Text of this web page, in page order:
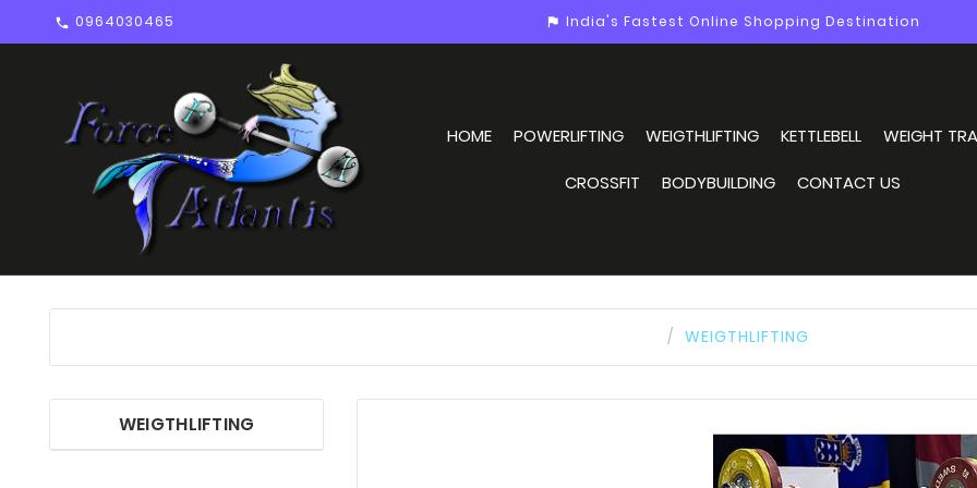
 0964030465 assistant_photo India's Fastest Online Shopping Destination
HOME POWERLIFTING WEIGTHLIFTING KETTLEBELL WEIGHT
CROSSFIT BODYBUILDING CONTACT US
WEIGTHLIFTING
WEIGTHLIFTING